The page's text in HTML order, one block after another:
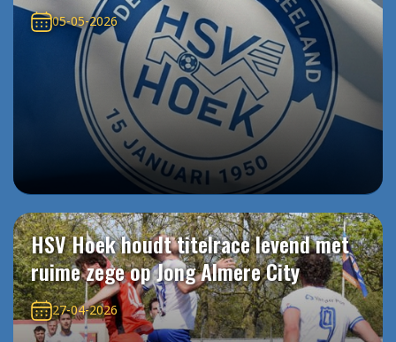
05-05-2026
HSV Hoek houdt titelrace levend met
ruime zege op Jong Almere City
27-04-2026